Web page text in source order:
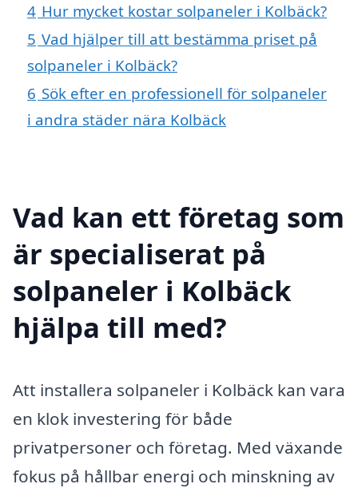
4 Hur mycket kostar solpaneler i Kolbäck?
5 Vad hjälper till att bestämma priset på
solpaneler i Kolbäck?
6 Sök efter en professionell för solpaneler
i andra städer nära Kolbäck
Vad kan ett företag som
är specialiserat på
solpaneler i Kolbäck
hjälpa till med?
Att installera solpaneler i Kolbäck kan vara
en klok investering för både
privatpersoner och företag. Med växande
fokus på hållbar energi och minskning av